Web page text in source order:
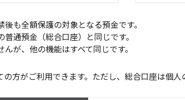
も全額保護の対象となる預金です。
通預金（総合口座）と同じです。
が、他の機能はすべて同じです。
の方がご利用できます。ただし、総合口座は個人